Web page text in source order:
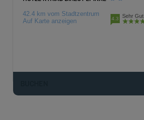
42.4 km vom Stadtzentrum
Auf Karte anzeigen
4.3 Sehr Gut